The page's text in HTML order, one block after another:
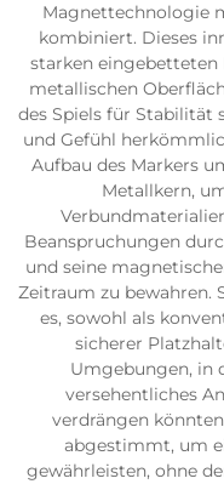
Magnettechnologie
kombiniert. Dieses
starken eingebetteten
metallischen
des Spiels für Stabilität
und Gefühl
Aufbau des Markers
Metallkern,
Beanspruchungen
und seine
Zeitraum zu bewahren.
es, sowohl als
sicherer
Umgebungen, in
versehentliches
verdrängen
abgestimmt, um
gewährleisten, ohne